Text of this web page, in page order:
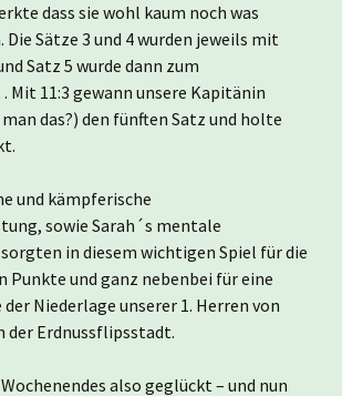
dass sie wohl kaum noch was
Sätze 3 und 4 wurden jeweils mit
Satz 5 wurde dann zum
Mit 11:3 gewann unsere Kapitänin
das?) den fünften Satz und holte
und kämpferische
sowie Sarah´s mentale
in diesem wichtigen Spiel für die
Punkte und ganz nebenbei für eine
der Niederlage unserer 1. Herren von
der Erdnussflipsstadt.
also geglückt – und nun